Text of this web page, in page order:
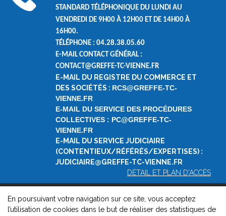
STANDARD TÉLÉPHONIQUE DU LUNDI AU
VENDREDI DE 9H00 À 12H00 ET DE 14H00 À
16H00.
TÉLÉPHONE : 04.28.38.05.60
E-MAIL CONTACT GÉNÉRAL :
CONTACT@GREFFE-TC-VIENNE.FR
E-MAIL DU REGISTRE DU COMMERCE ET
DES SOCIÉTÉS : RCS@GREFFE-TC-
VIENNE.FR
E-MAIL DU SERVICE DES PROCÉDURES
COLLECTIVES : PC@GREFFE-TC-
VIENNE.FR
E-MAIL DU SERVICE JUDICIAIRE
(CONTENTIEUX/RÉFÉRÉS/EXPERTISES) :
JUDICIAIRE@GREFFE-TC-VIENNE.FR
DÉTAIL ET PLAN D'ACCÈS
© 2026, Greffe du Tribunal de Commerce de Vienne -Mentions
légales-Contact -Gestion des cookies -Politique de
En poursuivant votre navigation sur ce site, vous acceptez
l’utilisation de cookies dans le but de réaliser des statistiques de